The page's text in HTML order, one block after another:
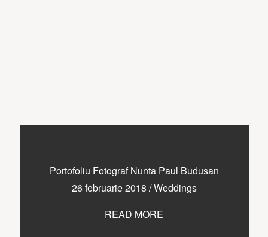
Portofoliu Fotograf Nunta Paul Budusan
26 februarie 2018 /Weddings
READ MORE